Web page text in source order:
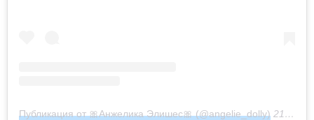
Публикация от 🎀Анжелика Элишес🎀 (@angelie_dolly) 21 Июн 2019 в 10:19 PDT